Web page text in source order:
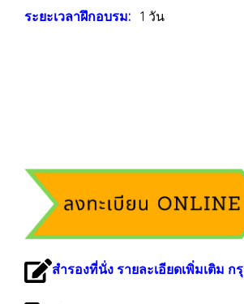
ระยะเวลาฝึกอบรม: 1 วัน
สำรองที่นั่ง รายละเอียดเพิ่มเติม